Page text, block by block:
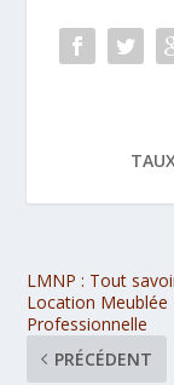
LMNP : Tout
Location Meublée
Professionnelle
PRÉCÉDENT